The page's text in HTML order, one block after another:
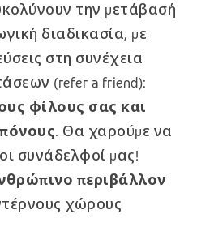
την μετάβασή
διαδικασία, με
στη συνέχεια
(refer a friend):
φίλους σας και
. Θα χαρούμε να
συνάδελφοί μας!
περιβάλλον
χώρους